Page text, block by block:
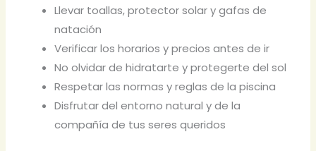
Llevar toallas, protector solar y gafas de
natación
Verificar los horarios y precios antes de ir
No olvidar de hidratarte y protegerte del sol
Respetar las normas y reglas de la piscina
Disfrutar del entorno natural y de la
compañía de tus seres queridos